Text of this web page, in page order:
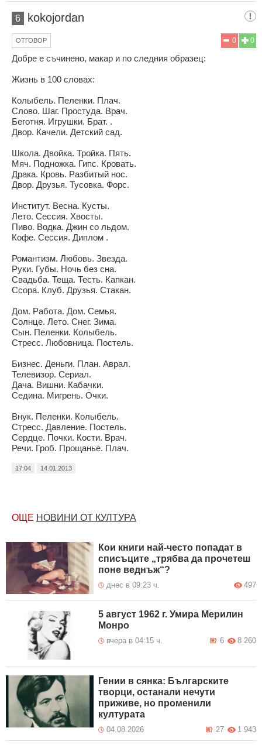
6 kokojordan
0
0
ОТГОВОР
Добре е съчинено, макар и по следния образец:
Жизнь в 100 словах:
Колыбель. Пеленки. Плач.
Слово. Шаг. Простуда. Врач.
Беготня. Игрушки. Брат. .
Двор. Качели. Детский сад.
Школа. Двойка. Тройка. Пять.
Мяч. Подножка. Гипс. Кровать.
Драка. Кровь. Разбитый нос.
Двор. Друзья. Тусовка. Форс.
Институт. Весна. Кусты.
Лето. Сессия. Хвосты.
Пиво. Водка. Джин со льдом.
Кофе. Сессия. Диплом .
Романтизм. Любовь. Звезда.
Руки. Губы. Ночь без сна.
Свадьба. Теща. Тесть. Капкан.
Ссора. Клуб. Друзья. Стакан.
Дом. Работа. Дом. Семья.
Солнце. Лето. Снег. Зима.
Сын. Пеленки. Колыбель.
Стресс. Любовница. Постель.
Бизнес. Деньги. План. Аврал.
Телевизор. Сериал.
Дача. Вишни. Кабачки.
Седина. Мигрень. Очки.
Внук. Пеленки. Колыбель.
Стресс. Давление. Постель.
Сердце. Почки. Кости. Врач.
Речи. Гроб. Прощанье. Плач.
17:04 14.01.2013
ОЩЕ НОВИНИ ОТ КУЛТУРА
Кои книги най-често попадат в
списъците „трябва да прочетеш
поне веднъж“?
днес в 09:23 ч. 497
5 август 1962 г. Умира Мерилин
Монро
вчера в 04:15 ч. 8 260
6
Гении в сянка: Българските
творци, останали нечути
приживе, но променили
културата
04.08.2026 1 943
27